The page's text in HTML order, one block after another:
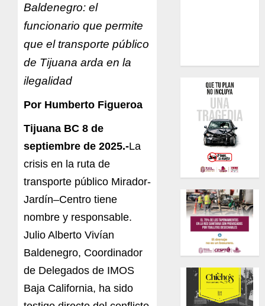
Baldenegro: el
funcionario que permite
que el transporte público
de Tijuana arda en la
ilegalidad
Por Humberto Figueroa
Tijuana BC 8 de
septiembre de 2025.-La
crisis en la ruta de
transporte público Mirador-
Jardín–Centro tiene
nombre y responsable.
Julio Alberto Vivían
Baldenegro, Coordinador
de Delegados de IMOS
Baja California, ha sido